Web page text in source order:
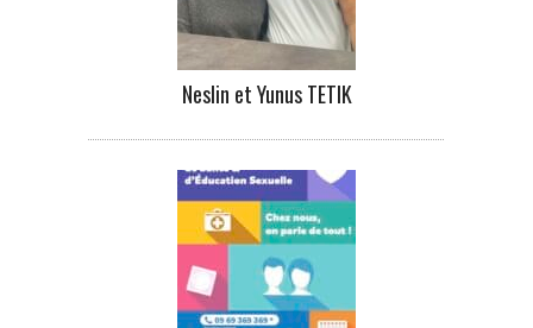
Neslin et Yunus TETIK